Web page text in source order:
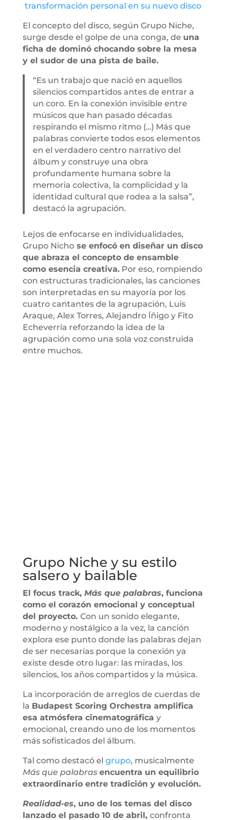
transformación personal en su nuevo disco
El concepto del disco, según Grupo Niche,
surge desde el golpe de una conga, de una
ficha de dominó chocando sobre la mesa
y el sudor de una pista de baile.
“Es un trabajo que nació en aquellos
silencios compartidos antes de entrar a
un coro. En la conexión invisible entre
músicos que han pasado décadas
respirando el mismo ritmo (…) Más que
palabras convierte todos esos elementos
en el verdadero centro narrativo del
álbum y construye una obra
profundamente humana sobre la
memoria colectiva, la complicidad y la
identidad cultural que rodea a la salsa”,
destacó la agrupación.
Lejos de enfocarse en individualidades,
Grupo Nichose enfocó en diseñar un disco
que abraza el concepto de ensamble
como esencia creativa.Por eso, rompiendo
con estructuras tradicionales, las canciones
son interpretadas en su mayoría por los
cuatro cantantes de la agrupación, Luis
Araque, Alex Torres, Alejandro Íñigo y Fito
Echeverría reforzando la idea de la
agrupación como una sola voz construida
entre muchos.
Grupo Niche y su estilo
salsero y bailable
El focus track,Más que palabras, funciona
como el corazón emocional y conceptual
del proyecto. Con un sonido elegante,
moderno y nostálgico a la vez, la canción
explora ese punto donde las palabras dejan
de ser necesarias porque la conexión ya
existe desde otro lugar: las miradas, los
silencios, los años compartidos y la música.
La incorporación de arreglos de cuerdas de
la Budapest Scoring Orchestra amplifica
esa atmósfera cinematográfica y
emocional, creando uno de los momentos
más sofisticados del álbum.
Tal como destacó el grupo, musicalmente
Más que palabras encuentra un equilibrio
extraordinario entre tradición y evolución.
Realidad-es, uno de los temas del disco
lanzado el pasado 10 de abril, confronta